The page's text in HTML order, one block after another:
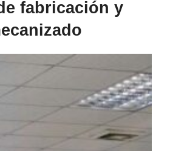
fabricación y